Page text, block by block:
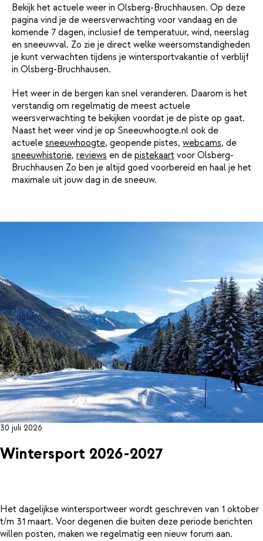
Bekijk het actuele weer in Olsberg-Bruchhausen. Op deze
pagina vind je de weersverwachting voor vandaag en de
komende 7 dagen, inclusief de temperatuur, wind, neerslag
en sneeuwval. Zo zie je direct welke weersomstandigheden
je kunt verwachten tijdens je wintersportvakantie of verblijf
in Olsberg-Bruchhausen.
Het weer in de bergen kan snel veranderen. Daarom is het
verstandig om regelmatig de meest actuele
weersverwachting te bekijken voordat je de piste op gaat.
Naast het weer vind je op Sneeuwhoogte.nl ook de
actuele sneeuwhoogte, geopende pistes, webcams, de
sneeuwhistorie, reviews en de pistekaart voor Olsberg-
Bruchhausen Zo ben je altijd goed voorbereid en haal je het
maximale uit jouw dag in de sneeuw.
30 juli 2026
Wintersport 2026-2027
Het dagelijkse wintersportweer wordt geschreven van 1 oktober
t/m 31 maart. Voor degenen die buiten deze periode berichten
willen posten, maken we regelmatig een nieuw forum aan.